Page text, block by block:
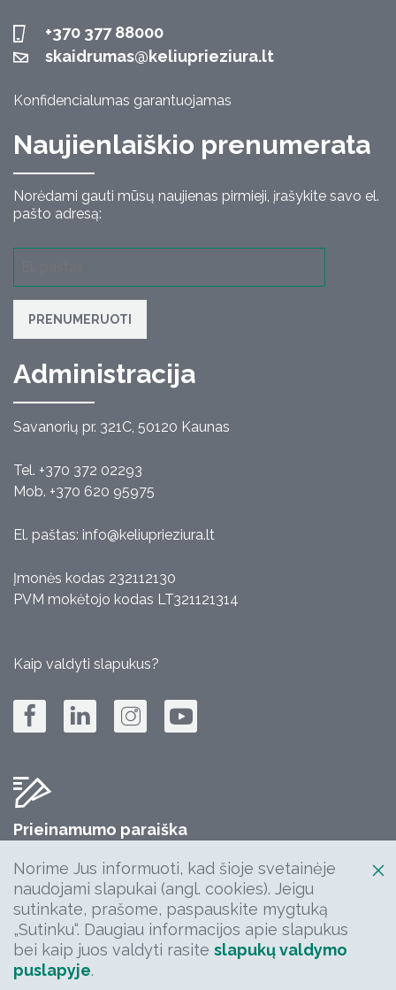
+370 377 88000
skaidrumas@keliuprieziura.lt
Konfidencialumas garantuojamas
Naujienlaiškio prenumerata
Norėdami gauti mūsų naujienas pirmieji, įrašykite savo el.
pašto adresą:
PRENUMERUOTI
Administracija
Savanorių pr. 321C, 50120 Kaunas
Tel. +370 372 02293
Mob. +370 620 95975
El. paštas: info@keliuprieziura.lt
Įmonės kodas 232112130
PVM mokėtojo kodas LT321121314
Kaip valdyti slapukus?
Prieinamumo paraiška
info@keliuprieziura.lt
Norime Jus informuoti, kad šioje svetainėje
naudojami slapukai (angl. cookies). Jeigu
sutinkate, prašome, paspauskite mygtuką
„Sutinku“. Daugiau informacijos apie slapukus
bei kaip juos valdyti rasite slapukų valdymo
puslapyje.